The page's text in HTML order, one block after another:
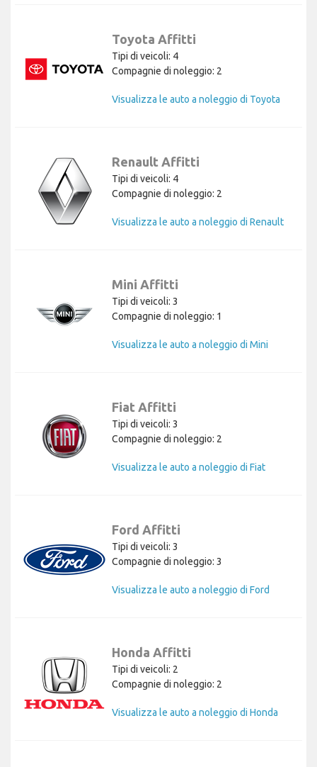
Toyota Affitti
Tipi di veicoli: 4
Compagnie di noleggio: 2
Visualizza le auto a noleggio di Toyota
Renault Affitti
Tipi di veicoli: 4
Compagnie di noleggio: 2
Visualizza le auto a noleggio di Renault
Mini Affitti
Tipi di veicoli: 3
Compagnie di noleggio: 1
Visualizza le auto a noleggio di Mini
Fiat Affitti
Tipi di veicoli: 3
Compagnie di noleggio: 2
Visualizza le auto a noleggio di Fiat
Ford Affitti
Tipi di veicoli: 3
Compagnie di noleggio: 3
Visualizza le auto a noleggio di Ford
Honda Affitti
Tipi di veicoli: 2
Compagnie di noleggio: 2
Visualizza le auto a noleggio di Honda